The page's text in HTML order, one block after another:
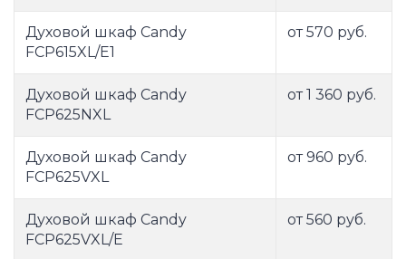
Духовой шкаф Candy
FCP615XL/E1
от 570 руб.
Духовой шкаф Candy
FCP625NXL
от 1 360 руб.
Духовой шкаф Candy
FCP625VXL
от 960 руб.
Духовой шкаф Candy
FCP625VXL/E
от 560 руб.